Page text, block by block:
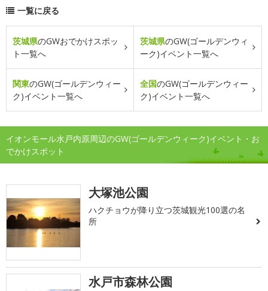
一覧に戻る
茨城県のGWおでかけスポッ
ト一覧へ
茨城県のGW(ゴールデンウィ
ーク)イベント一覧へ
関東のGW(ゴールデンウィー
ク)イベント一覧へ
全国のGW(ゴールデンウィー
ク)イベント一覧へ
イオンモール水戸内原周辺のGW(ゴールデンウィーク)イベント・お
でかけスポット
大塚池公園
ハクチョウが降り立つ茨城観光100選の名
所
水戸市森林公園